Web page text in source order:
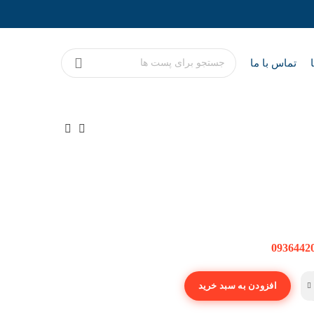
تماس با ما
افزودن به سبد خرید